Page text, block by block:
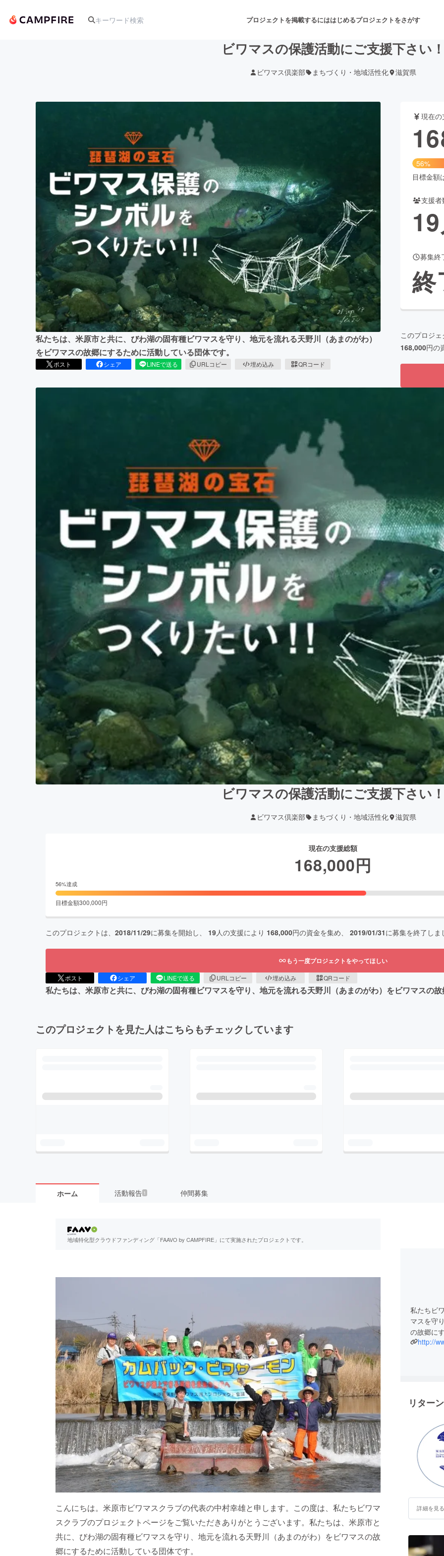
プロジェクトを掲載するにははじめるプロジェクトをさがす
舞台・パフォーマンス
テクノロジー・ガジェット
映像・映画 書籍・雑誌出版
ビジネス・起業 チャレンジ ビューティー・ヘルスケ
まちづくり・地域活性化
CAMPFIRE for Social GoodCAMPFIRE Creation
CAMPFIREふるさと納税
machi-ya コミュニティ
ビワマスの保護活動にご支援下さい
ビワマス倶楽部 まちづくり・地域活性化 滋賀県
私たちは、米原市と共に、びわ湖の固有種ビワマスを守り、地元を流れる天野川（あまのがわ）
をビワマスの故郷にするために活動している団体です。
ポスト シェア LINEで送る URLコピー 埋め込み QRコード
現在
56%
目標金額
支援者
19
募集終
終
このプロジ
168,000円の
ビワマスの保護活動にご支援下さい
ビワマス倶楽部 まちづくり・地域活性化 滋賀県
現在の支援総額
168,000円
56%達成
目標金額300,000円
このプロジェクトは、 2018/11/29に募集を開始し、 19人の支援により 168,000円の資金を集め、 2019/01/31に募集を終了しま
もう一度プロジェクトをやってほしい
ポスト シェア LINEで送る URLコピー 埋め込み QRコード
私たちは、米原市と共に、びわ湖の固有種ビワマスを守り、地元を流れる天野川（あまのがわ）をビワマスの
このプロジェクトを見た人はこちらもチェックしています
ホーム 活動報告 1 仲間募集
地域特化型クラウドファンディング「FAAVO by CAMPFIRE」にて実施されたプロジェクトです。
こんにちは。米原市ビワマスクラブの代表の中村幸雄と申します。この度は、私たちビワマ
スクラブのプロジェクトページをご覧いただきありがとうございます。私たちは、米原市と
共に、びわ湖の固有種ビワマスを守り、地元を流れる天野川（あまのがわ）をビワマスの故
郷にするために活動している団体です。
私たちビ
マスを守
の故郷に
リター
詳細を見